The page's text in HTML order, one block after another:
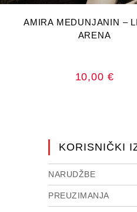
AMIRA MEDUNJANIN –
ARENA
10,00 €
KORISNIČKI
NARUDŽBE
PREUZIMANJA